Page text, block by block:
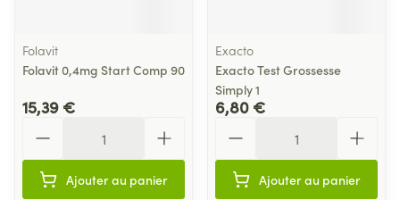
Folavit
Folavit 0,4mg Start Comp 90
15,39 €
Ajouter au panier
Exacto
Exacto Test Grossesse
Simply 1
6,80 €
Ajouter au panier